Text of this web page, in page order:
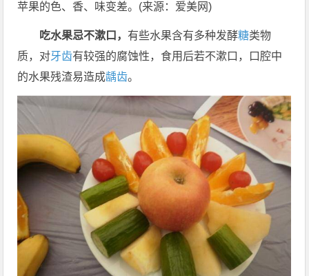
苹果的色、香、味变差。(来源：爱美网)
吃水果忌不漱口， 有些水果含有多种发酵糖类物
质，对牙齿有较强的腐蚀性，食用后若不漱口，口腔中
的水果残渣易造成龋齿。